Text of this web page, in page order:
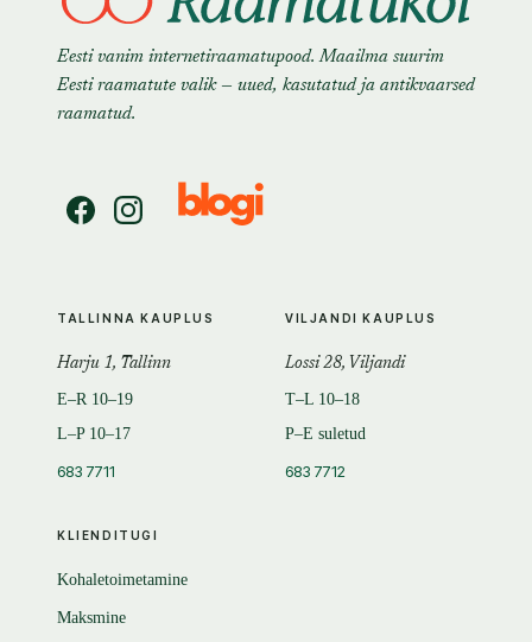
Eesti vanim internetiraamatupood. Maailma suurim
Eesti raamatute valik — uued, kasutatud ja antikvaarsed
raamatud.
KLIENDITUGI
Kohaletoimetamine
Maksmine
TALLINNA KAUPLUS
Harju 1, Tallinn
E–R 10–19
L–P 10–17
683 7711
VILJANDI KAUPLUS
Lossi 28, Viljandi
T–L 10–18
P–E suletud
683 7712